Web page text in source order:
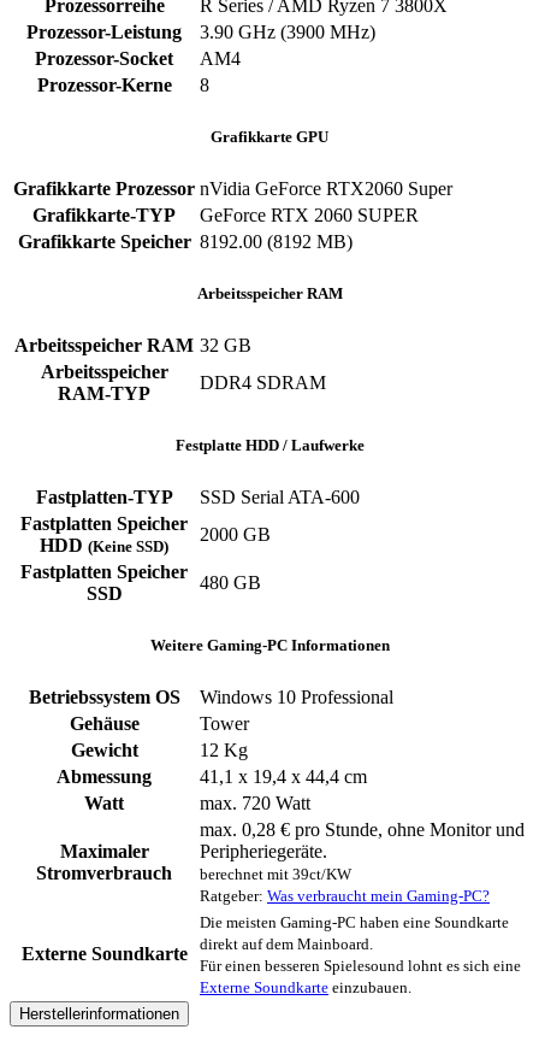
Prozessorreihe
R Series / AMD Ryzen 7 3800X
Prozessor-Leistung
3.90 GHz (3900 MHz)
Prozessor-Socket
AM4
Prozessor-Kerne
8
Grafikkarte GPU
Grafikkarte Prozessor nVidia GeForce RTX2060 Super
Grafikkarte-TYP
GeForce RTX 2060 SUPER
Grafikkarte Speicher 8192.00 (8192 MB)
Arbeitsspeicher RAM
Arbeitsspeicher RAM 32 GB
Arbeitsspeicher
RAM-TYP
DDR4 SDRAM
Festplatte HDD / Laufwerke
Fastplatten-TYP
SSD Serial ATA-600
Fastplatten Speicher
HDD (Keine SSD)
2000 GB
Fastplatten Speicher
SSD
480 GB
Weitere Gaming-PC Informationen
Betriebssystem OS
Windows 10 Professional
Gehäuse
Tower
Gewicht
12 Kg
Abmessung
41,1 x 19,4 x 44,4 cm
Watt
max. 720 Watt
Maximaler
Stromverbrauch
max. 0,28 € pro Stunde, ohne Monitor und
Peripheriegeräte.
berechnet mit 39ct/KW
Ratgeber: Was verbraucht mein Gaming-PC?
Externe Soundkarte
Die meisten Gaming-PC haben eine Soundkarte
direkt auf dem Mainboard.
Für einen besseren Spielesound lohnt es sich eine
Externe Soundkarte einzubauen.
Herstellerinformationen